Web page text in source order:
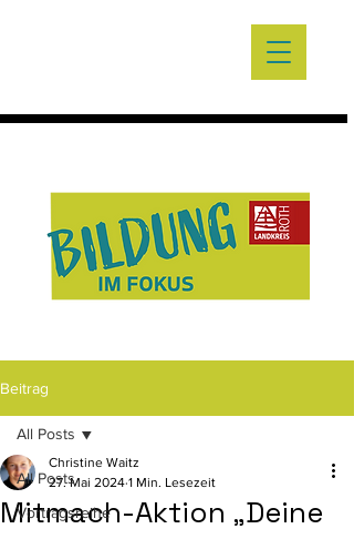
Beitrag
All Posts
Vortragsreihe
All Posts
Mitmach-Aktion „Deine
Christine Waitz
27. Mai 2024 1 Min. Lesezeit